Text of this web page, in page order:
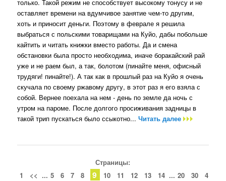
только. Такой режим не способствует высокому тонусу и не
оставляет времени на вдумчивое занятие чем-то другим,
хоть и приносит деньги. Поэтому в феврале я решила
выбраться с польскими товарищами на Куйо, дабы побольше
кайтить и читать книжки вместо работы. Да и смена
обстановки была просто необходима, иначе боракайский рай
уже и не раем был, а так, болотом (пинайте меня, офисный
трудяги! пинайте!). А так как в прошлый раз на Куйо я очень
скучала по своему ржавому другу, в этот раз я его взяла с
собой. Вернее поехала на нем - день по земле да ночь с
утром на пароме. После долгого просиживания задницы в
такой трип пускаться было ссыкотно...Читать далее
Страницы:
1
<< ... 5 6 7 8 9 10 11 12 13 14 ... 20 30
4